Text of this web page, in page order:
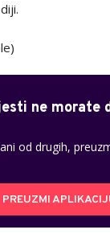
ne morate
od drugih,
PREUZMI